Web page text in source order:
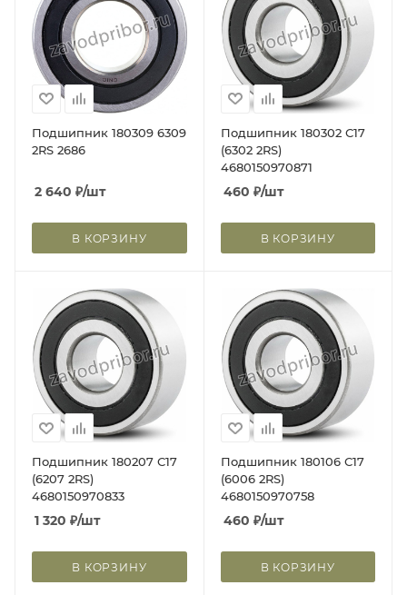
Подшипник 180309 6309
2RS 2686
2 640 ₽/шт
В КОРЗИНУ
Подшипник 180302 С17
(6302 2RS)
4680150970871
460 ₽/шт
В КОРЗИНУ
Подшипник 180207 С17
(6207 2RS)
4680150970833
1 320 ₽/шт
В КОРЗИНУ
Подшипник 180106 С17
(6006 2RS)
4680150970758
460 ₽/шт
В КОРЗИНУ